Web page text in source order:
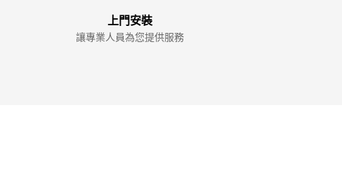
上門安裝
讓專業人員為您提供服務